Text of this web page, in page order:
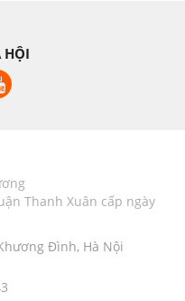
HỘI
Thanh Xuân cấp ngày
Đình, Hà Nội